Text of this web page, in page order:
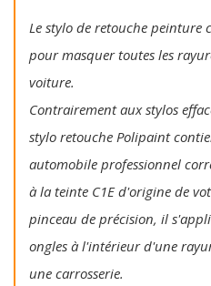
Le stylo de retouche peinture
pour masquer toutes les
voiture.
Contrairement aux stylos
stylo retouche Polipaint
automobile professionnel
à la teinte C1E d'origine de
pinceau de précision, il
ongles à l'intérieur d'une
une carrosserie.